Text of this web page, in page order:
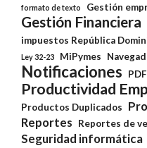
formato de texto
Gestión
Gestión Financiera
impuestos República
Ley 32-23 MiPymes
Notificaciones PDF
Productividad
Productos Duplicados
Reportes
Reportes de
Seguridad informática